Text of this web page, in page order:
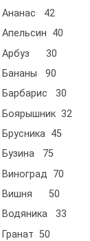
Ананас 42
Апельсин 40
Арбуз 30
Бананы 90
Барбарис 30
Боярышник 32
Брусника 45
Бузина 75
Виноград 70
Вишня 50
Водяника 33
Гранат 50